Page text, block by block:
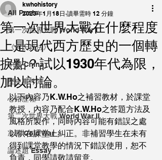
All Posts
第一次世界大戰 World War I
《何氏兵法》
中國 China
歷史事件簿
心路歷程
第二次世界大戰 World War II
冷戰 Cold War
論述題 Essay
第一次世界大戰在什麼程度
上是現代西方歷史的一個轉
捩點？試以1930年代為限，
加以討論。
kwhohistory
2023年1月18日 讀畢需時 12 分鐘
以下內容乃K.W.Ho之補習教材，於課堂
教授，內容乃配合K.W.Ho之答題方法及
風格所製作，同時內容可能有錯誤之處
以供在課堂上糾正。非補習學生在未有
得到課堂教學的情況下錯誤使用，恕不
負責，同學請敬請留意。